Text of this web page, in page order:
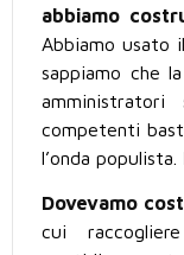
abbiamo
Abbiamo usato
sappiamo che
competenti
l’onda populista.
Dovevamo
cui